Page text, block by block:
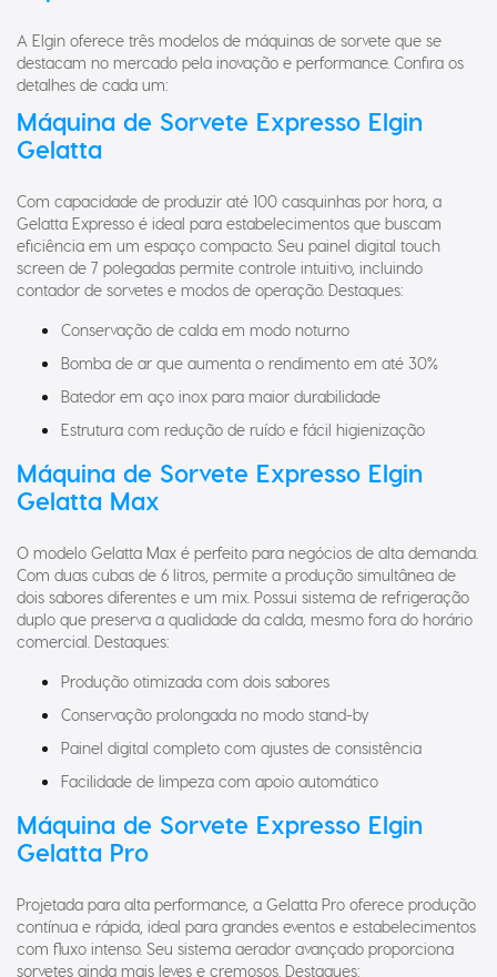
A Elgin oferece três modelos de máquinas de sorvete que se
destacam no mercado pela inovação e performance. Confira os
detalhes de cada um:
Máquina de Sorvete Expresso Elgin
Gelatta
Com capacidade de produzir até 100 casquinhas por hora, a
Gelatta Expresso é ideal para estabelecimentos que buscam
eficiência em um espaço compacto. Seu painel digital touch
screen de 7 polegadas permite controle intuitivo, incluindo
contador de sorvetes e modos de operação. Destaques:
Conservação de calda em modo noturno
Bomba de ar que aumenta o rendimento em até 30%
Batedor em aço inox para maior durabilidade
Estrutura com redução de ruído e fácil higienização
Máquina de Sorvete Expresso Elgin
Gelatta Max
O modelo Gelatta Max é perfeito para negócios de alta demanda.
Com duas cubas de 6 litros, permite a produção simultânea de
dois sabores diferentes e um mix. Possui sistema de refrigeração
duplo que preserva a qualidade da calda, mesmo fora do horário
comercial. Destaques:
Produção otimizada com dois sabores
Conservação prolongada no modo stand-by
Painel digital completo com ajustes de consistência
Facilidade de limpeza com apoio automático
Máquina de Sorvete Expresso Elgin
Gelatta Pro
Projetada para alta performance, a Gelatta Pro oferece produção
contínua e rápida, ideal para grandes eventos e estabelecimentos
com fluxo intenso. Seu sistema aerador avançado proporciona
sorvetes ainda mais leves e cremosos. Destaques: